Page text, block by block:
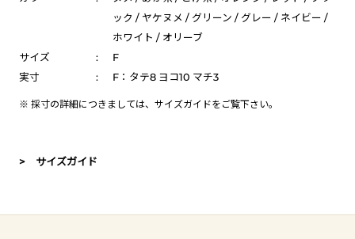
ック / ヤケヌメ / グリーン / グレー / ネイビー /
ホワイト / オリーブ
サイズ
:
F
実寸
: F：タテ8 ヨコ10 マチ3
※ 採寸の詳細につきましては、 サイズガイドをご覧下さい。
> サイズガイド